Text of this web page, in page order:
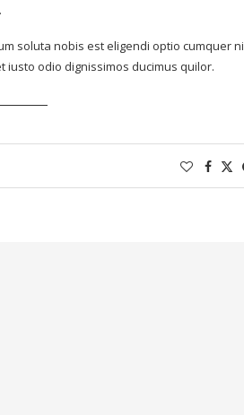
soluta nobis est eligendi optio cumquer
iusto odio dignissimos ducimus quilor.